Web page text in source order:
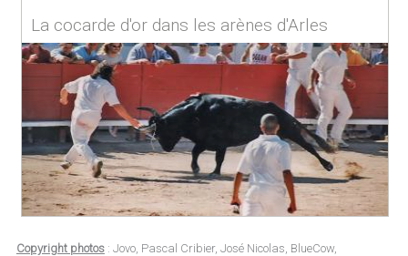
La cocarde d'or dans les arènes d'Arles
Copyright photos: Jovo, Pascal Cribier, José Nicolas, BlueCow,